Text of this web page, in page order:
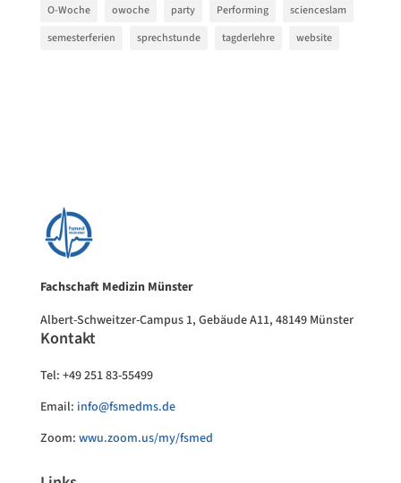
O-Woche
owoche party Performing
scienceslam
semesterferien
sprechstunde tagderlehre website
Fachschaft Medizin Münster
Albert-Schweitzer-Campus 1, Gebäude A11, 48149 Münster
Kontakt
Tel: +49 251 83-55499
Email: info@fsmedms.de
Zoom: wwu.zoom.us/my/fsmed